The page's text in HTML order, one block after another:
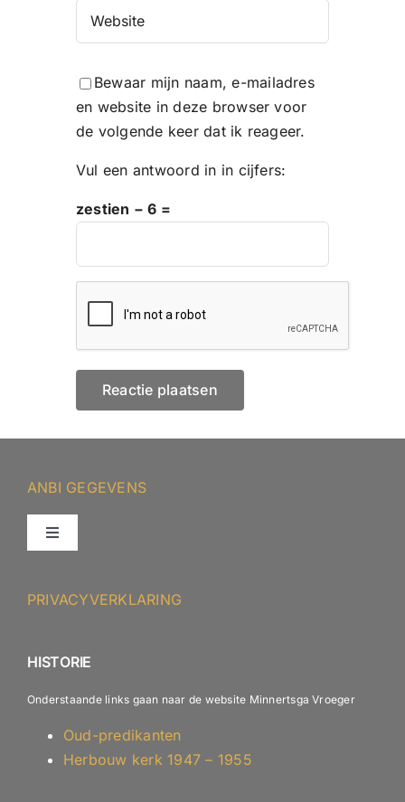
Bewaar mijn naam, e-mailadres
en website in deze browser voor
de volgende keer dat ik reageer.
Vul een antwoord in in cijfers:
zestien − 6 =
ANBI GEGEVENS
Toggle
PRIVACYVERKLARING
HISTORIE
Onderstaande links gaan naar de website Minnertsga Vroeger
Oud-predikanten
Herbouw kerk 1947 – 1955